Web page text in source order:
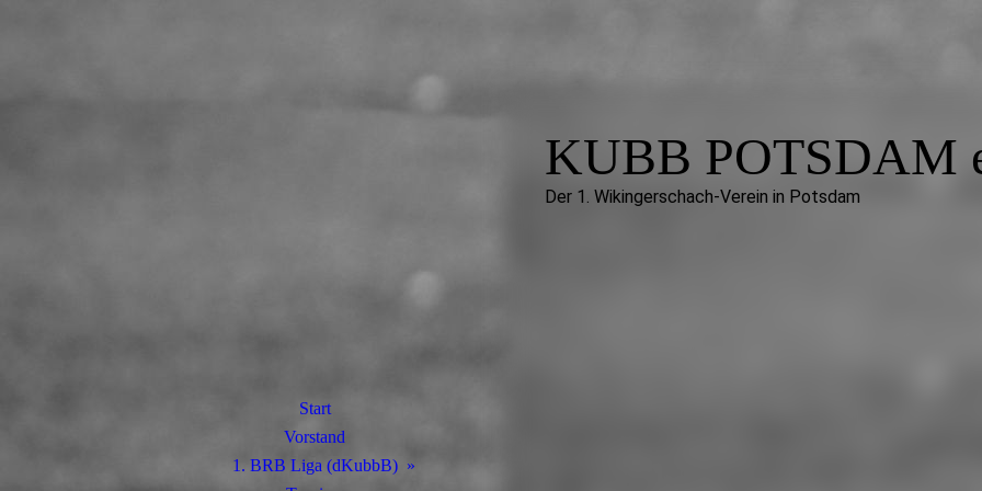
Start
Vorstand
1. BRB Liga (dKubbB)
KUBB POTSDAM
Der 1. Wikingerschach-Verein in Potsdam